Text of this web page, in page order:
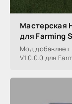
Мастерская
для Farming
Мод добавляет
V1.0.0.0 для